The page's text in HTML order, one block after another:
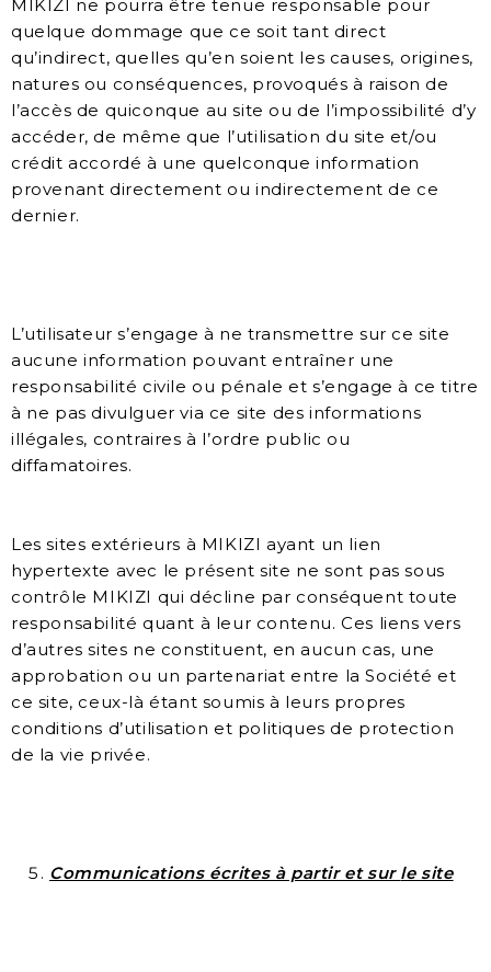
MIKIZI ne pourra être tenue responsable pour
quelque dommage que ce soit tant direct
qu’indirect, quelles qu’en soient les causes, origines,
natures ou conséquences, provoqués à raison de
l’accès de quiconque au site ou de l’impossibilité d’y
accéder, de même que l’utilisation du site et/ou
crédit accordé à une quelconque information
provenant directement ou indirectement de ce
dernier.
L’utilisateur s’engage à ne transmettre sur ce site
aucune information pouvant entraîner une
responsabilité civile ou pénale et s’engage à ce titre
à ne pas divulguer via ce site des informations
illégales, contraires à l’ordre public ou
diffamatoires.
Les sites extérieurs à MIKIZI ayant un lien
hypertexte avec le présent site ne sont pas sous
contrôle MIKIZI qui décline par conséquent toute
responsabilité quant à leur contenu. Ces liens vers
d’autres sites ne constituent, en aucun cas, une
approbation ou un partenariat entre la Société et
ce site, ceux-là étant soumis à leurs propres
conditions d’utilisation et politiques de protection
de la vie privée.
Communications écrites à partir et sur le site